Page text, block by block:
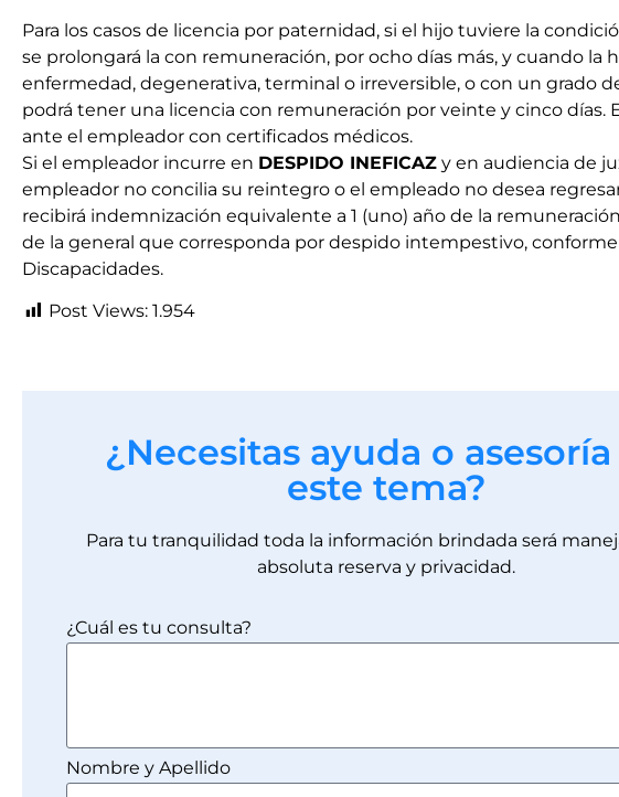
Para los casos de licencia por paternidad, si el hijo tuviere la
se prolongará la con remuneración, por ocho días más, y cuando la
enfermedad, degenerativa, terminal o irreversible, o con un grado
podrá tener una licencia con remuneración por veinte y cinco días.
ante el empleador con certificados médicos.
Si el empleador incurre en DESPIDO INEFICAZ y en audiencia de
empleador no concilia su reintegro o el empleado no desea
recibirá indemnización equivalente a 1 (uno) año de la
de la general que corresponda por despido intempestivo, conforme
Discapacidades.
Post Views: 1.954
¿Necesitas ayuda o
este tema?
Para tu tranquilidad toda la información brindada será
absoluta reserva y privacidad.
¿Cuál es tu consulta?
Nombre y Apellido